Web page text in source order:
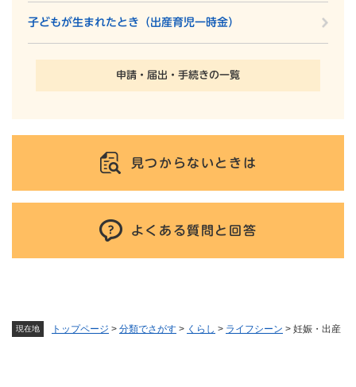
現在地 トップページ > 分類でさがす > くらし > ライフシーン > 妊娠・出産
子どもが生まれたとき（出産育児一時金）
申請・届出・手続きの一覧
見つからないときは
よくある質問と回答